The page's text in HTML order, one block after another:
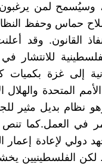
وسيُسمح لمن
سلاح حماس وحفظ
القانون. وقد
إلى غزة بكميات
المتحدة
نظام بديل مثير
في العمل.كما
دولي لإعادة إعمار
لكن الفلسطينيين